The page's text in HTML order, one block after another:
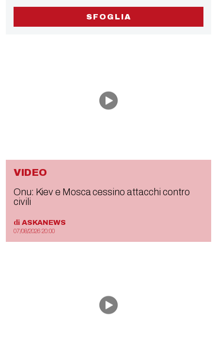
SFOGLIA
VIDEO
Onu: Kiev e Mosca cessino attacchi contro
civili
di ASKANEWS
07/08/2026 20:00